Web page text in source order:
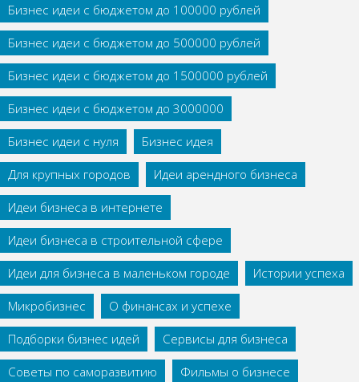
Бизнес идеи с бюджетом до 100000 рублей
Бизнес идеи с бюджетом до 500000 рублей
Бизнес идеи с бюджетом до 1500000 рублей
Бизнес идеи с бюджетом до 3000000
Бизнес идеи с нуля
Бизнес идея
Для крупных городов
Идеи арендного бизнеса
Идеи бизнеса в интернете
Идеи бизнеса в строительной сфере
Идеи для бизнеса в маленьком городе
Истории успеха
Микробизнес
О финансах и успехе
Подборки бизнес идей
Сервисы для бизнеса
Советы по саморазвитию
Фильмы о бизнесе